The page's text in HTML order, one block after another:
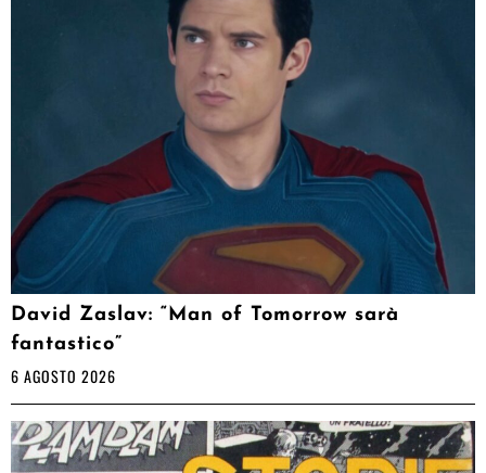
David Zaslav: “Man of Tomorrow sarà
fantastico”
6 AGOSTO 2026